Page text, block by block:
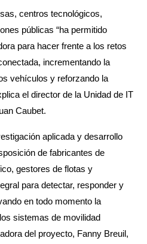
centros tecnológicos,
públicas “ha permitido
para hacer frente a los retos
incrementando la
vehículos y reforzando la
el director de la Unidad de IT
Caubet.
aplicada y desarrollo
de fabricantes de
gestores de flotas y
para detectar, responder y
en todo momento la
sistemas de movilidad
del proyecto, Fanny Breuil,